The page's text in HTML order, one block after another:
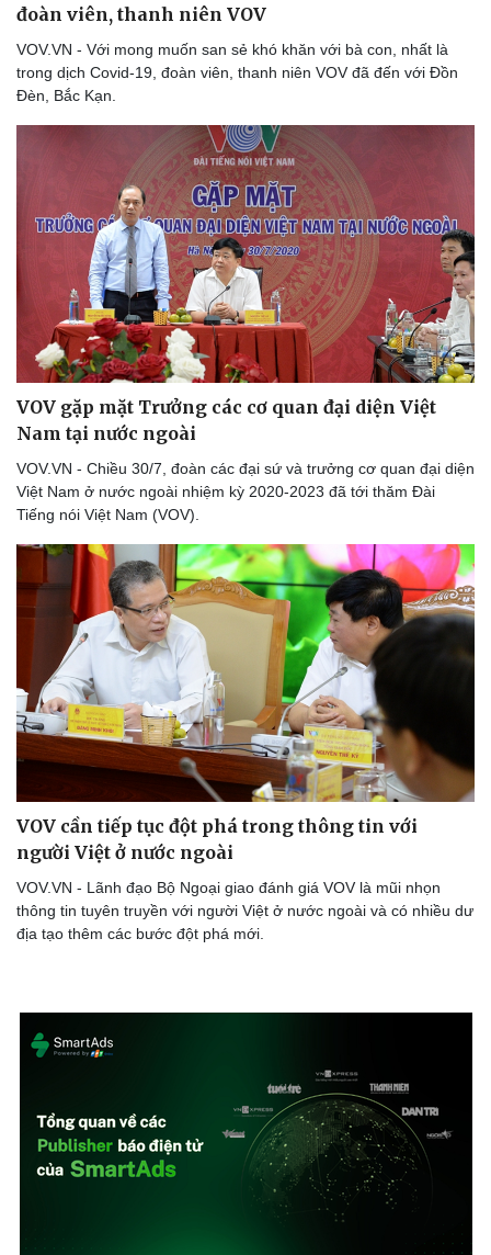
Bóng đá
Lịch thi đấu bóng đá
Thế giới thể thao
Ô tô
đoàn viên, thanh niên VOV
VOV.VN - Với mong muốn san sẻ khó khăn với bà con, nhất là
trong dịch Covid-19, đoàn viên, thanh niên VOV đã đến với Đồn
Đèn, Bắc Kạn.
VOV gặp mặt Trưởng các cơ quan đại diện Việt
Nam tại nước ngoài
VOV.VN - Chiều 30/7, đoàn các đại sứ và trưởng cơ quan đại diện
Việt Nam ở nước ngoài nhiệm kỳ 2020-2023 đã tới thăm Đài
Tiếng nói Việt Nam (VOV).
VOV cần tiếp tục đột phá trong thông tin với
người Việt ở nước ngoài
VOV.VN - Lãnh đạo Bộ Ngoại giao đánh giá VOV là mũi nhọn
thông tin tuyên truyền với người Việt ở nước ngoài và có nhiều dư
địa tạo thêm các bước đột phá mới.